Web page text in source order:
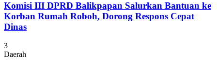
Komisi III DPRD Balikpapan Salurkan Bantuan ke
Korban Rumah Roboh, Dorong Respons Cepat
Dinas
3
Daerah